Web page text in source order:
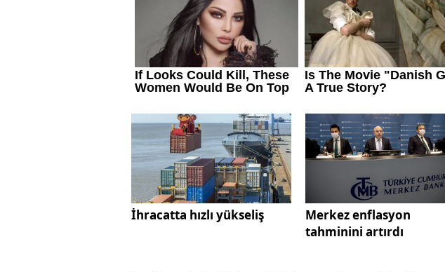
İhracatta hızlı yükseliş
Merkez enflasyon
tahminini artırdı